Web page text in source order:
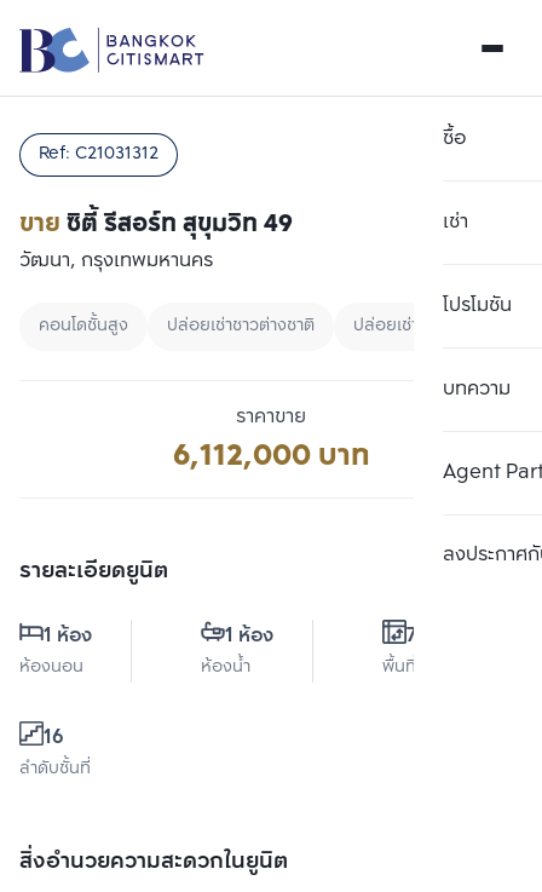
ซื้อ
เช่า
โปรโมชัน
บทความ
Agent
ลงประกาศกั
ขายซิตี้ รีสอร์ท สุขุมวิท 49
Ref: C21031312
วัฒนา, กรุงเทพมหานคร
คอนโดชั้นสูง ปล่อยเช่าชาวต่างชาติ ปล่อยเช่านักศึกษา
ราคาขาย
6,112,000 บาท
รายละเอียดยูนิต
1 ห้อง
ห้องนอน
1 ห้อง
ห้องน้ำ
70 ตร.ม.
พื้นที่ใช้สอย
16
ลำดับชั้นที่
สิ่งอำนวยความสะดวกในยูนิต
เพิ่มยูนิตเปรียบเทียบ
รายการที่ 2
เพิ่มยูนิตเปรียบเทียบ
รายการที่ 3